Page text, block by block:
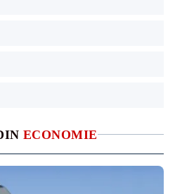
ECONOMIE